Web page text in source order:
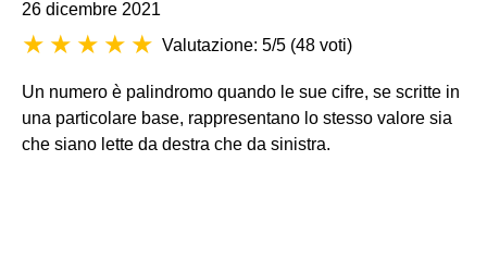
26 dicembre 2021
Valutazione: 5/5 (48 voti)
Un numero è palindromo quando le sue cifre, se scritte in
una particolare base, rappresentano lo stesso valore sia
che siano lette da destra che da sinistra.